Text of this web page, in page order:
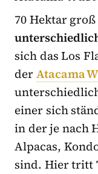
70 Hektar
sich das Los
derAtacama
einer sich
in der je nach
Alpacas,
sind. Hier tritt